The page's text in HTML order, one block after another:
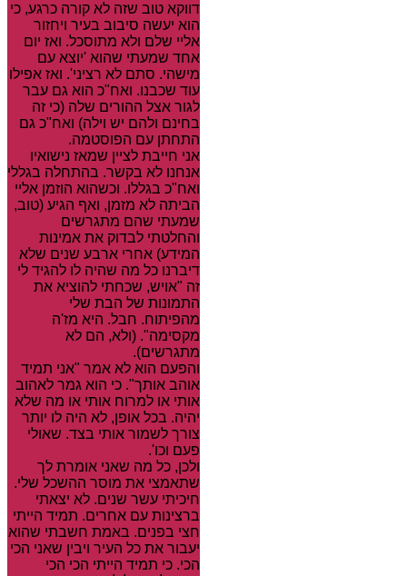
דווקא טוב שזה לא קורה כרגע, כי
הוא יעשה סיבוב בעיר ויחזור
אליי שלם ולא מתוסכל. ואז יום
אחד שמעתי שהוא 'יוצא עם
מישהי. סתם לא רציני'. ואז אפילו
עוד שכבנו. ואח"כ הוא גם עבר
לגור אצל ההורים שלה (כי זה
בחינם ולהם יש וילה) ואח"כ גם
התחתן עם הפוסטמה.
אני חייבת לציין שמאז נישואיו
אנחנו לא בקשר. בהתחלה בגללי
ואח"כ בגללו. וכשהוא הוזמן אליי
הביתה לא מזמן, ואף הגיע (טוב,
שמעתי שהם מתגרשים
והחלטתי לבדוק את אמינות
המידע) אחרי ארבע שנים שלא
דיברנו כל מה שהיה לו להגיד לי
זה "אויש, שכחתי להוציא את
התמונות של הבת שלי
מהפיתוח. חבל. היא מז'ה
מקסימה". (ולא, הם לא
מתגרשים).
והפעם הוא לא אמר "אני תמיד
אוהב אותך". כי הוא גמר לאהוב
אותי או למרוח אותי או מה שלא
יהיה. בכל אופן, לא היה לו יותר
צורך לשמור אותי בצד. שאולי
פעם וכו'.
ולכן, כל מה שאני אומרת לך
שתאמצי את מוסר ההשכל שלי.
חיכיתי עשר שנים. לא יצאתי
ברצינות עם אחרים. תמיד הייתי
חצי בפנים. באמת חשבתי שהוא
יעבור את כל העיר ויבין שאני הכי
הכי. כי תמיד הייתי הכי הכי